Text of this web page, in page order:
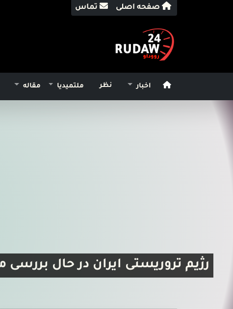
صفحه اصلی تماس
اخبار نظر ملتمیدیا مقاله
رژیم تروریستی ایران در حال